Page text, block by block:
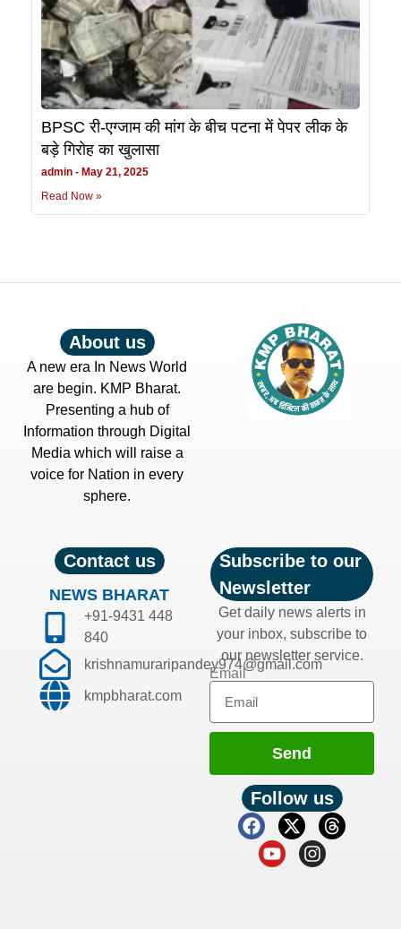
BPSC री-एग्जाम की मांग के बीच पटना में पेपर लीक के
बड़े गिरोह का खुलासा
admin
May 21, 2025
Read Now »
About us
A new era In News World
are begin. KMP Bharat.
Presenting a hub of
Information through Digital
Media which will raise a
voice for Nation in every
sphere.
Contact us
NEWS BHARAT
+91-9431 448
840
krishnamuraripandey974@gmail.com
kmpbharat.com
Subscribe to our
Newsletter
Get daily news alerts in
your inbox, subscribe to
our newsletter service.
Email
Send
Follow us